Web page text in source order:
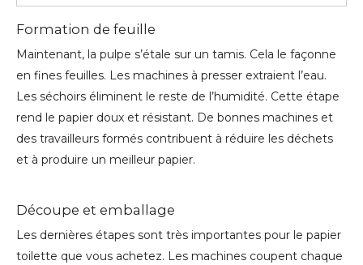
Formation de feuille
Maintenant, la pulpe s’étale sur un tamis. Cela le façonne
en fines feuilles. Les machines à presser extraient l’eau.
Les séchoirs éliminent le reste de l’humidité. Cette étape
rend le papier doux et résistant. De bonnes machines et
des travailleurs formés contribuent à réduire les déchets
et à produire un meilleur papier.
Découpe et emballage
Les dernières étapes sont très importantes pour le papier
toilette que vous achetez. Les machines coupent chaque